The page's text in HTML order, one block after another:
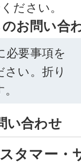
ださい。
お問い合
必要事項を
い。折り
い合わせ
タマー・